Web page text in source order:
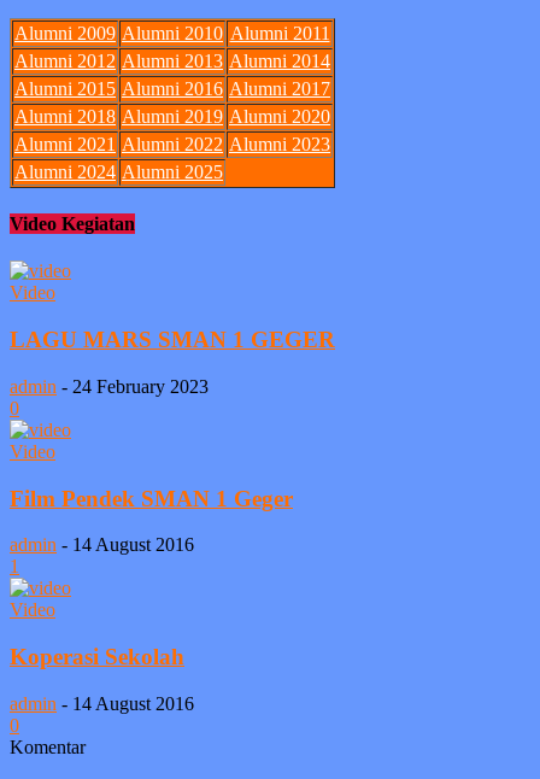
Alumni 2009 Alumni 2010 Alumni 2011
Alumni 2012 Alumni 2013 Alumni 2014
Alumni 2015 Alumni 2016 Alumni 2017
Alumni 2018 Alumni 2019 Alumni 2020
Alumni 2021 Alumni 2022 Alumni 2023
Alumni 2024 Alumni 2025
Video Kegiatan
Video
LAGU MARS SMAN 1 GEGER
admin - 24 February 2023
0
Video
Film Pendek SMAN 1 Geger
admin - 14 August 2016
1
Video
Koperasi Sekolah
admin - 14 August 2016
0
Komentar